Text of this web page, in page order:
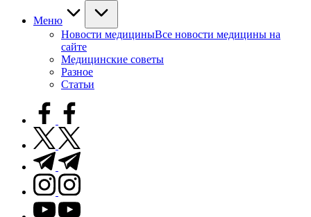
Меню
Новости медициныВсе новости медицины на
сайте
Медицинские советы
Разное
Статьи
facebook.com
twitter.com
t.me
instagram.com
youtube.com